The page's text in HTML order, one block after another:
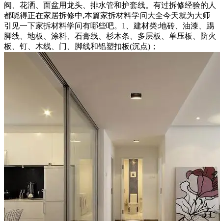
阀、花洒、面盆用龙头、排水管和护套线。有过拆修经验的人
都晓得正在家居拆修中,本篇家拆材料学问大全今天就为大师
引见一下家拆材料学问有哪些吧。1、建材类:地砖、油漆、踢
脚线、地板、涂料、石膏线、杉木条、多层板、单压板、防火
板、钉、木线、门、脚线和铝塑扣板(沉点)；